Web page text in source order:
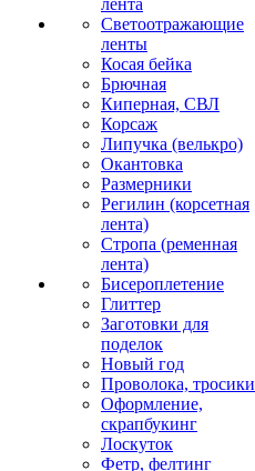
лента
Светоотражающие
ленты
Косая бейка
Брючная
Киперная, СВЛ
Корсаж
Липучка (велькро)
Окантовка
Размерники
Регилин (корсетная
лента)
Стропа (ременная
лента)
Бисероплетение
Глиттер
Заготовки для
поделок
Новый год
Проволока, тросики
Оформление,
скрапбукинг
Лоскуток
Фетр, фелтинг